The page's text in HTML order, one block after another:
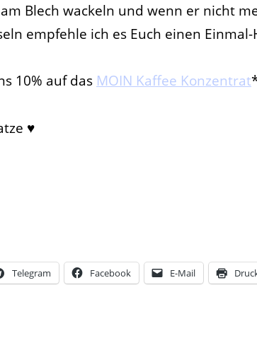
Blech wackeln und wenn er nicht
empfehle ich es Euch einen
10% auf das MOIN Kaffee Konzentrat
♥
Telegram Facebook E-Mail